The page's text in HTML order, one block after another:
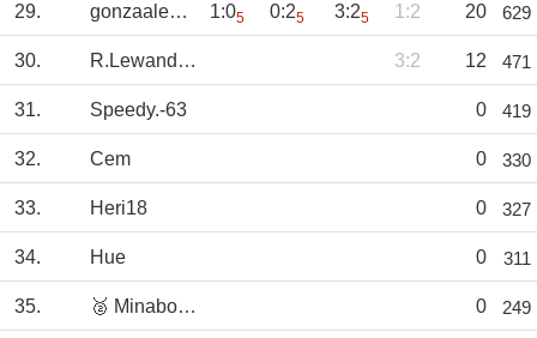
29. gonzaaleez3 1:05 0:25 3:25 1:2 20 629
30. R.Lewandowski 3:2 12 471
31. Speedy.-63 0 419
32. Cem 0 330
33. Heri18 0 327
34. Hue 0 311
35. 🥈 MinabodeKiev 0 249